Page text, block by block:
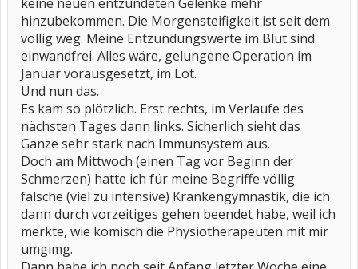
hinzubekommen. Die Morgensteifigkeit ist seit dem
völlig weg. Meine Entzündungswerte im Blut sind
einwandfrei. Alles wäre, gelungene Operation im
Januar vorausgesetzt, im Lot.
Und nun das.
Es kam so plötzlich. Erst rechts, im Verlaufe des
nächsten Tages dann links. Sicherlich sieht das
Ganze sehr stark nach Immunsystem aus.
Doch am Mittwoch (einen Tag vor Beginn der
Schmerzen) hatte ich für meine Begriffe völlig
falsche (viel zu intensive) Krankengymnastik, die ich
dann durch vorzeitiges gehen beendet habe, weil ich
merkte, wie komisch die Physiotherapeuten mit mir
umgimg.